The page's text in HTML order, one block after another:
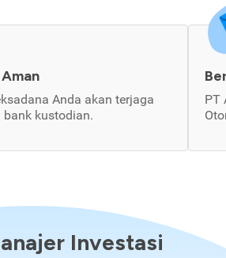
Anda akan terjaga
kustodian.
PT
Investasi